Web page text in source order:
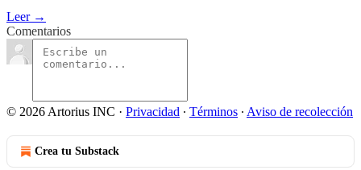
Leer →
Comentarios
© 2026 Artorius INC · Privacidad ∙ Términos ∙ Aviso de recolección
Crea tu Substack